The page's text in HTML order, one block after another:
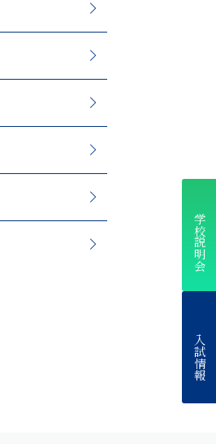
学校説明会
入試情報